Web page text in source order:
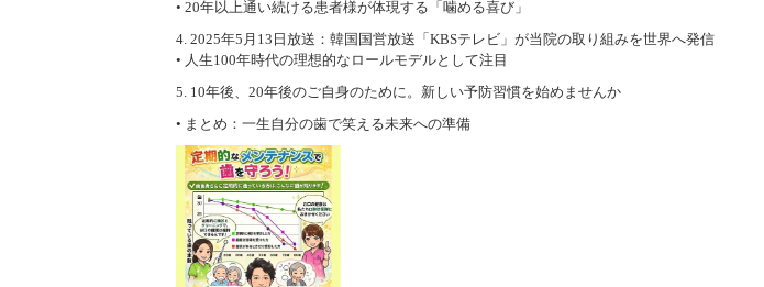
• 20年以上通い続ける患者様が体現する「噛める喜び」
4. 2025年5月13日放送：韓国国営放送「KBSテレビ」が当院の取り組みを世界へ発信
• 人生100年時代の理想的なロールモデルとして注目
5. 10年後、20年後のご自身のために。新しい予防習慣を始めませんか
• まとめ：一生自分の歯で笑える未来への準備